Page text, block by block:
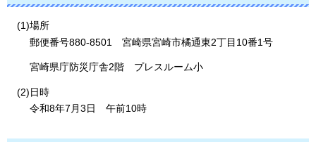
(1)場所
郵便番号880-8501
宮崎県宮崎市橘通東2丁目10番1号
宮崎県庁防災庁舎2階 プレスルーム小
(2)日時
令和8年7月3日
午前10時